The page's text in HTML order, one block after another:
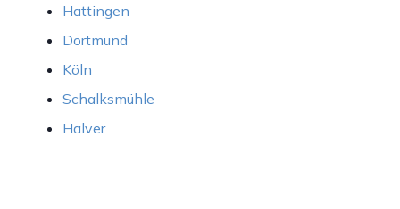
Hattingen
Dortmund
Köln
Schalksmühle
Halver